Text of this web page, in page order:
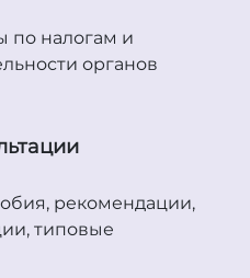
по налогам и
органов
рекомендации,
типовые